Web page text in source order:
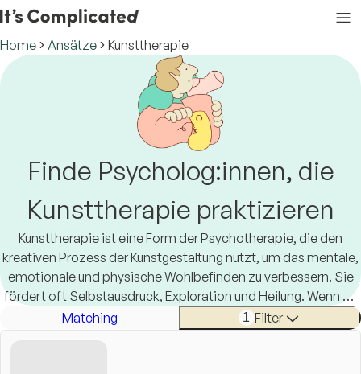
Home Ansätze Kunsttherapie
Finde Psycholog:innen, die
Kunsttherapie praktizieren
Kunsttherapie ist eine Form der Psychotherapie, die den
kreativen Prozess der Kunstgestaltung nutzt, um das mentale,
emotionale und physische Wohlbefinden zu verbessern. Sie
fördert oft Selbstausdruck, Exploration und Heilung. Wenn du
nach einer:n erfahrenen Praktiker:in in der Kunsttherapie
suchst, hat It's Complicated den perfekten Match für dich,
Matching 1 Filter